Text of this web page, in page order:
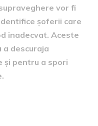
vor fi
șoferii care
inadecvat. Aceste
a descuraja
și pentru a spori